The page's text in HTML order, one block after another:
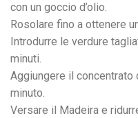
con un goccio d’olio.
Rosolare fino a ottenere
Introdurre le verdure
minuti.
Aggiungere il concentrato
minuto.
Versare il Madeira e